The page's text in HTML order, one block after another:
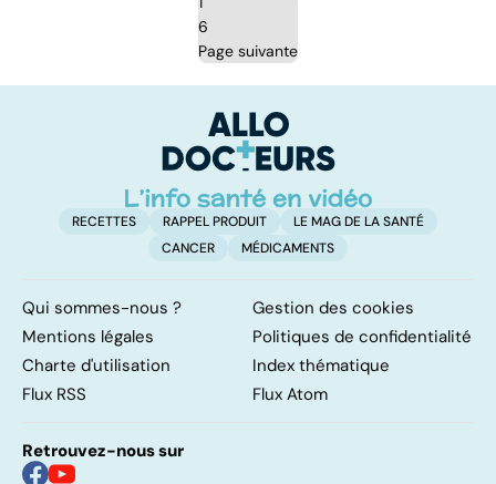
6
Page suivante
RECETTES RAPPEL PRODUIT
LE MAG DE LA SANTÉ
CANCER
MÉDICAMENTS
Qui sommes-nous ?
Gestion des cookies
Mentions légales
Politiques de confidentialité
Charte d'utilisation
Index thématique
Flux RSS
Flux Atom
Retrouvez-nous sur